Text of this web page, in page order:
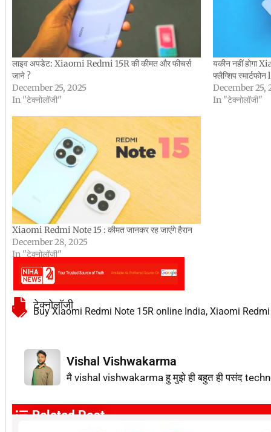
लाइव अपडेट: Xiaomi Redmi 15R की कीमत और फीचर्स
जाने ?
December 25, 2025
In "टेक्नोलॉजी"
यकीन नहीं होगा
फ्लैग्शिप स्मार्टफोन l
December 25,
In "टेक्नोलॉजी"
Xiaomi Redmi Note 15 : कीमत जानकर रह जाएंगे हैरान
December 28, 2025
In "टेक्नोलॉजी"
टेक्नोलॉजी
Buy Xiaomi Redmi Note 15R online India, Xiaomi
Vishal Vishwakarma
मै vishal vishwakarma हु मुझे ही बहुत ही पसंद
Related Post